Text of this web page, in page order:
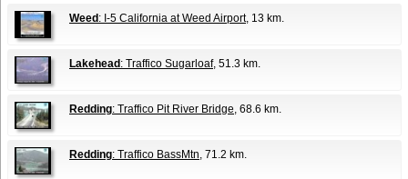
Weed : I-5 California at Weed Airport, 13 km.
Lakehead : Traffico Sugarloaf, 51.3 km.
Redding: Traffico Pit River Bridge, 68.6 km.
Redding: Traffico BassMtn, 71.2 km.